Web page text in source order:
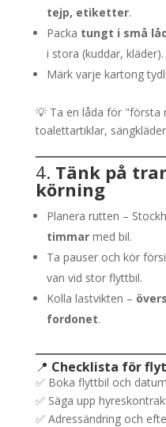
tejp, etiketter.
Packa tungt i små
i stora (kuddar, kläder).
Märk varje kartong
💡 Ta en låda för "första
toalettartiklar,
4. Tänk på
körning
Planera rutten –
timmarmed bil.
Ta pauser och kör
van vid stor flyttbil.
Kolla lastvikten –
fordonet.
📍 Checklista för
✅ Boka flyttbil och datum
✅ Säga upp
✅ Adressändring och